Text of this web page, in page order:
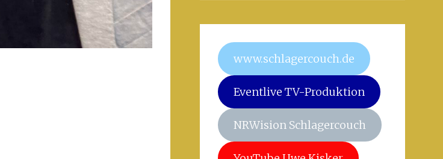
www.schlagercouch.de
Eventlive TV-Produktion
NRWision Schlagercouch